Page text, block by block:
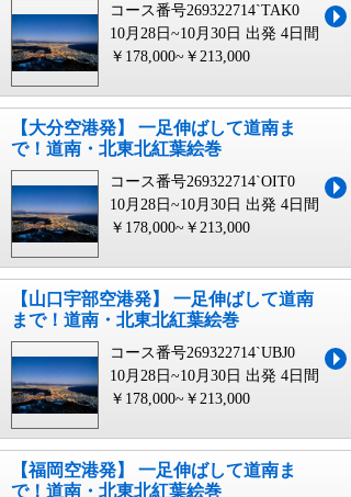
コース番号269322714`TAK0
10月28日~10月30日 出発 4日間
￥178,000~￥213,000
【大分空港発】 一足伸ばして道南ま
で！道南・北東北紅葉絵巻
コース番号269322714`OIT0
10月28日~10月30日 出発 4日間
￥178,000~￥213,000
【山口宇部空港発】 一足伸ばして道南
まで！道南・北東北紅葉絵巻
コース番号269322714`UBJ0
10月28日~10月30日 出発 4日間
￥178,000~￥213,000
【福岡空港発】 一足伸ばして道南ま
で！道南・北東北紅葉絵巻